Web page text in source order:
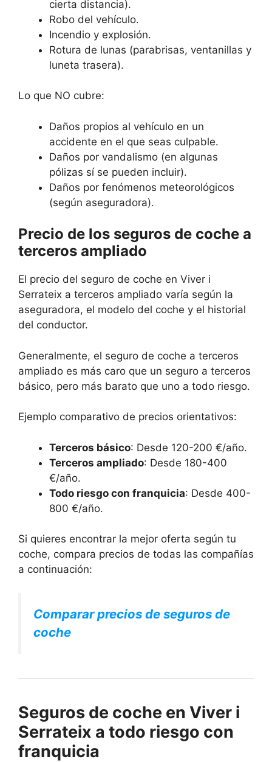
cierta distancia).
Robo del vehículo.
Incendio y explosión.
Rotura de lunas (parabrisas, ventanillas y
luneta trasera).
Lo que NO cubre:
Daños propios al vehículo en un
accidente en el que seas culpable.
Daños por vandalismo (en algunas
pólizas sí se pueden incluir).
Daños por fenómenos meteorológicos
(según aseguradora).
Precio de los seguros de coche a
terceros ampliado
El precio del seguro de coche en Viver i
Serrateix a terceros ampliado varía según la
aseguradora, el modelo del coche y el historial
del conductor.
Generalmente, el seguro de coche a terceros
ampliado es más caro que un seguro a terceros
básico, pero más barato que uno a todo riesgo.
Ejemplo comparativo de precios orientativos:
Terceros básico: Desde 120-200 €/año.
Terceros ampliado: Desde 180-400
€/año.
Todo riesgo con franquicia: Desde 400-
800 €/año.
Si quieres encontrar la mejor oferta según tu
coche, compara precios de todas las compañías
a continuación:
Comparar precios de seguros de
coche
Seguros de coche en Viver i
Serrateix a todo riesgo con
franquicia